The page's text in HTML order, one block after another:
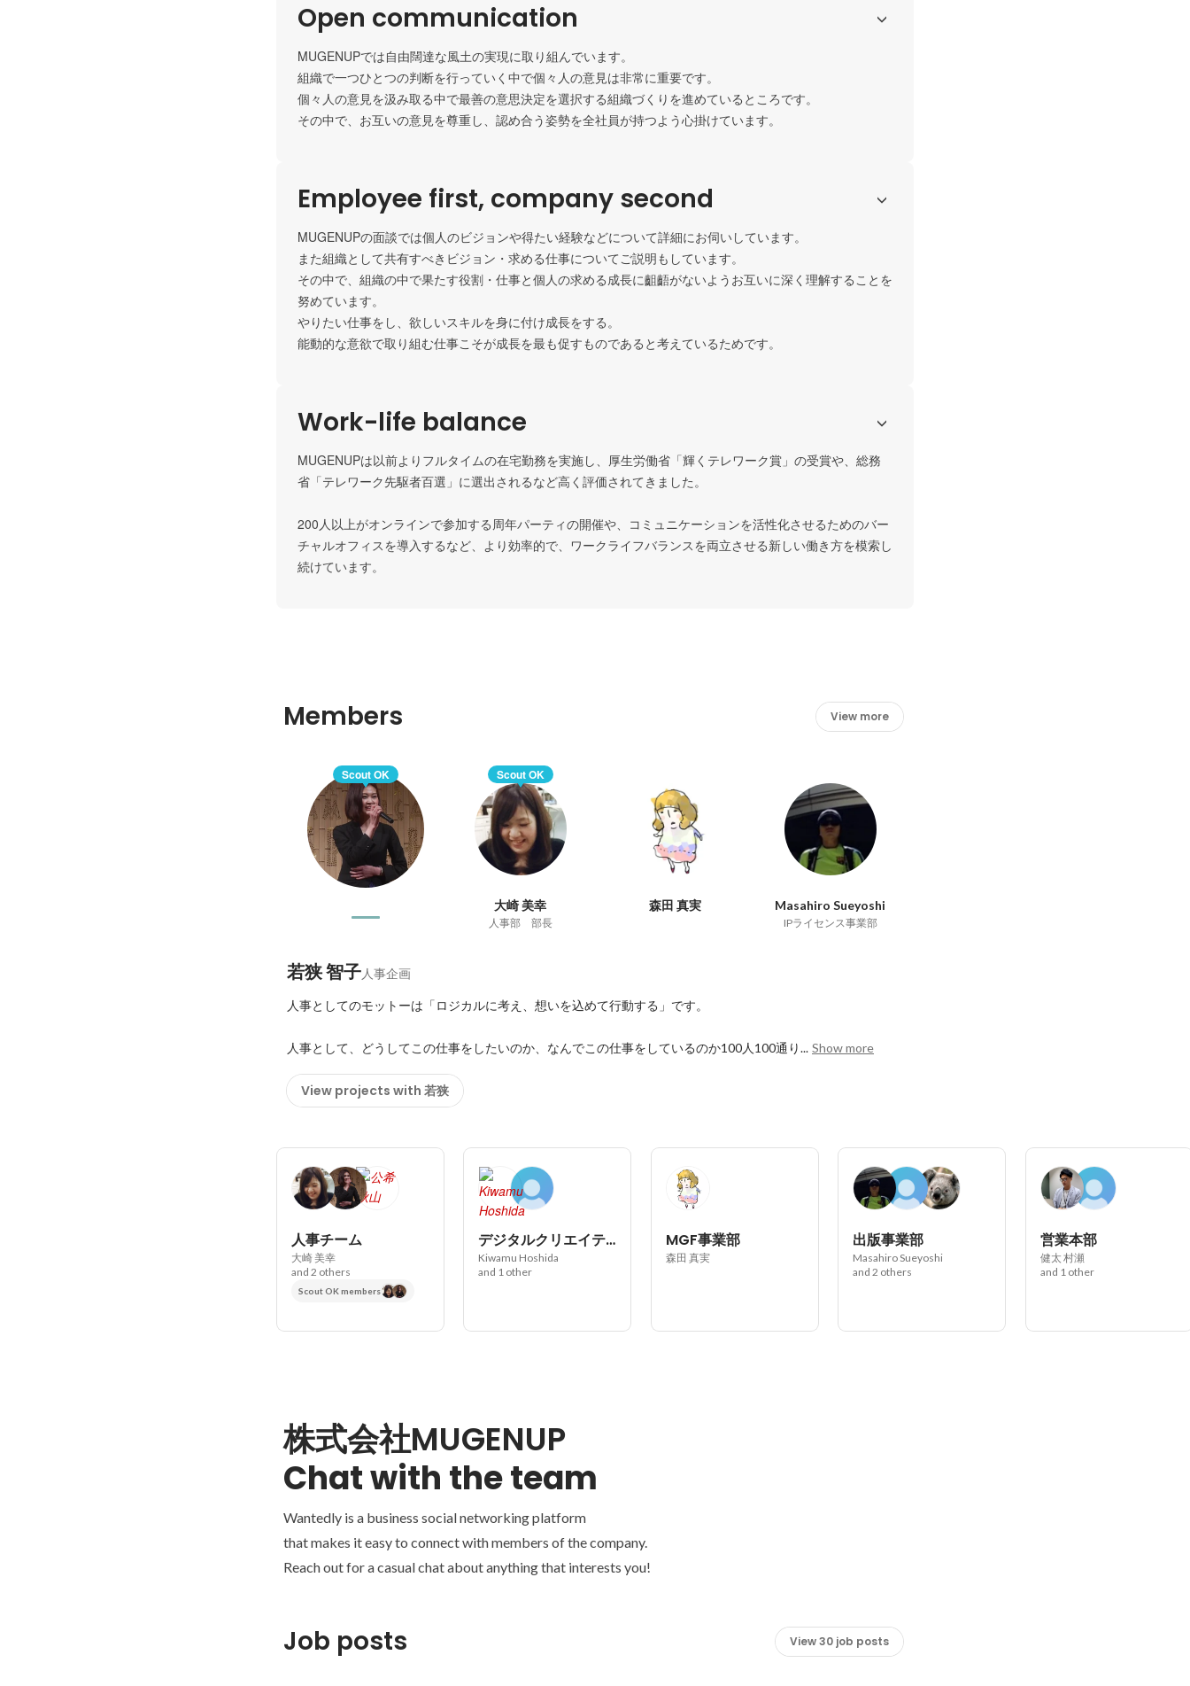
Open communication
MUGENUPでは自由闊達な風土の実現に取り組んでいます。
組織で一つひとつの判断を行っていく中で個々人の意見は非常に重要です。
個々人の意見を汲み取る中で最善の意思決定を選択する組織づくりを進めているところです。
その中で、お互いの意見を尊重し、認め合う姿勢を全社員が持つよう心掛けています。
Employee first, company second
MUGENUPの面談では個人のビジョンや得たい経験などについて詳細にお伺いしています。
また組織として共有すべきビジョン・求める仕事についてご説明もしています。
その中で、組織の中で果たす役割・仕事と個人の求める成長に齟齬がないようお互いに深く理解することを
努めています。
やりたい仕事をし、欲しいスキルを身に付け成長をする。
能動的な意欲で取り組む仕事こそが成長を最も促すものであると考えているためです。
Work-life balance
MUGENUPは以前よりフルタイムの在宅勤務を実施し、厚生労働省「輝くテレワーク賞」の受賞や、総務
省「テレワーク先駆者百選」に選出されるなど高く評価されてきました。
200人以上がオンラインで参加する周年パーティの開催や、コミュニケーションを活性化させるためのバー
チャルオフィスを導入するなど、より効率的で、ワークライフバランスを両立させる新しい働き方を模索し
続けています。
Members View more
Scout OK Scout OK
大崎 美幸
人事部 部長
森田 真実 Masahiro Sueyoshi
IPライセンス事業部
若狭 智子人事企画
人事としてのモットーは「ロジカルに考え、想いを込めて行動する」です。
人事として、どうしてこの仕事をしたいのか、なんでこの仕事をしているのか100人100通り... Show more
View projects with 若狭
人事チーム
大崎 美幸
and 2 others
Scout OK members
デジタルクリエイティブ事業部
Kiwamu Hoshida
and 1 other
MGF事業部
森田 真実
出版事業部
Masahiro Sueyoshi
and 2 others
営業本部
健太 村瀬
and 1 other
株式会社MUGENUP
Chat with the team
Wantedly is a business social networking platform
that makes it easy to connect with members of the company.
Reach out for a casual chat about anything that interests you!
Job posts View 30 job posts